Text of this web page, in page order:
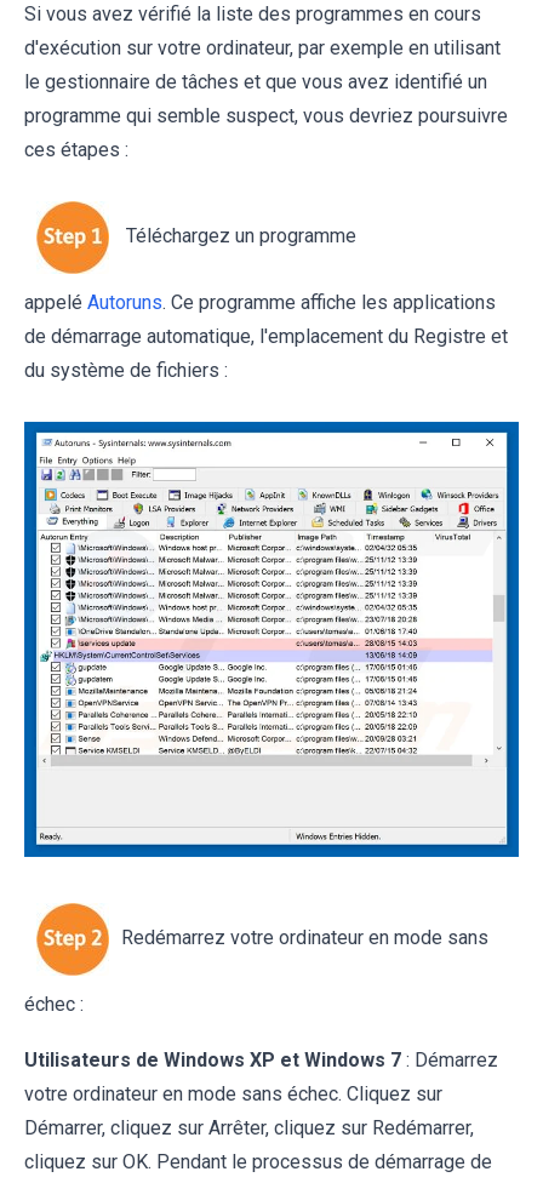
Si vous avez vérifié la liste des programmes en cours
d'exécution sur votre ordinateur, par exemple en utilisant
le gestionnaire de tâches et que vous avez identifié un
programme qui semble suspect, vous devriez poursuivre
ces étapes :
Téléchargez un programme
appelé Autoruns. Ce programme affiche les applications
de démarrage automatique, l'emplacement du Registre et
du système de fichiers :
Redémarrez votre ordinateur en mode sans
échec :
Utilisateurs de Windows XP et Windows 7 : Démarrez
votre ordinateur en mode sans échec. Cliquez sur
Démarrer, cliquez sur Arrêter, cliquez sur Redémarrer,
cliquez sur OK. Pendant le processus de démarrage de